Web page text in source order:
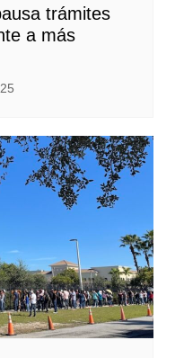
trámites
a más